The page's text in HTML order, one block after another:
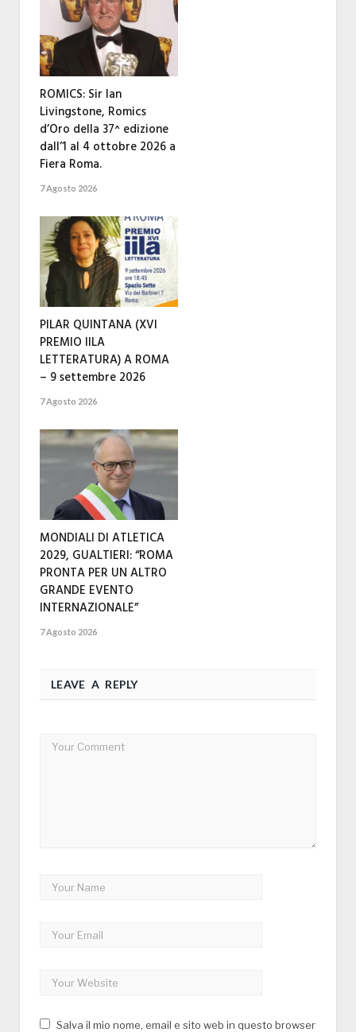
ROMICS: Sir Ian
Livingstone, Romics
d’Oro della 37^ edizione
dall’1 al 4 ottobre 2026 a
Fiera Roma.
7 Agosto 2026
PILAR QUINTANA (XVI
PREMIO IILA
LETTERATURA) A ROMA
– 9 settembre 2026
7 Agosto 2026
MONDIALI DI ATLETICA
2029, GUALTIERI: “ROMA
PRONTA PER UN ALTRO
GRANDE EVENTO
INTERNAZIONALE”
7 Agosto 2026
LEAVE A REPLY
Salva il mio nome, email e sito web in questo browser